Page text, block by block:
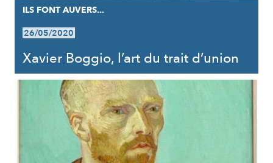
ILS FONT AUVERS...
26/05/2020
Xavier Boggio, l’art du trait d’union